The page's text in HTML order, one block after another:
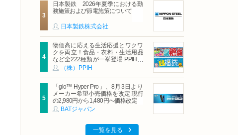
日本製鉄 2026年夏季における勤
務施策および節電施策について
日本製鉄株式会社
物価高に応える生活応援とワクワ
クを両立！食品・衣料・生活用品
など全222種類が一挙登場 PPIHグ
ループ「夏福袋」＆セール 8月6日
（株）PPIH
「glo™ Hyper Pro」、8月3日より
メーカー希望小売価格を改定 現行
の2,980円から1,480円へ価格改定
BATジャパン
一覧を見る